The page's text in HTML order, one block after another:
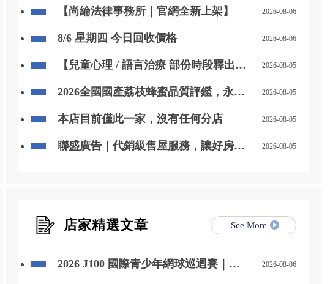
【尚綸法律事務所｜官網全新上架】 2026-08-06
8/6 星期四 今日回收價格 2026-08-06
【兒童心理 / 語言治療 部份時段釋出｜
2026-08-05
2026全國國產荔枝蜂蜜品質評鑑，永順
2026-08-05
本店目前僅此一家，沒有任何分店 2026-08-05
聯盛廣告｜代銷級售屋服務，讓好房子
2026-08-05
店家精選文章 See More
2026 J100 國際青少年網球巡迴賽｜馬
2026-08-06